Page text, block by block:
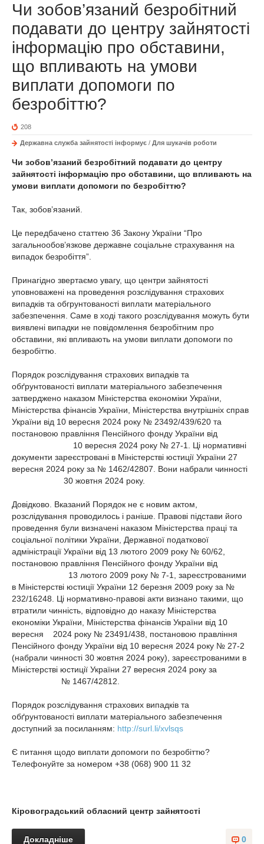
Чи зобов’язаний безробітний
подавати до центру зайнятості
інформацію про обставини,
що впливають на умови
виплати допомоги по
безробіттю?
208
Державна служба зайнятості інформує / Для шукачів роботи
Чи зобов’язаний безробітний подавати до центру
зайнятості інформацію про обставини, що впливають на
умови виплати допомоги по безробіттю?
Так, зобов’язаний.
Це передбачено статтею 36 Закону України “Про
загальнообов’язкове державне соціальне страхування на
випадок безробіття”.
Принагідно звертаємо увагу, що центри зайнятості
уповноважені на проведення розслідування страхових
випадків та обгрунтованості виплати матеріального
забезпечення. Саме в ході такого розслідування можуть бути
виявлені випадки не повідомлення безробітним про
обставини, які впливають на умови виплати допомоги по
безробіттю.
Порядок розслідування страхових випадків та
обґрунтованості виплати матеріального забезпечення
затверджено наказом Міністерства економіки України,
Міністерства фінансів України, Міністерства внутрішніх справ
України від 10 вересня 2024 року № 23492/439/620 та
постановою правління Пенсійного фонду України від
10 вересня 2024 року № 27-1. Ці нормативні
документи зареєстровані в Міністерстві юстиції України 27
вересня 2024 року за № 1462/42807. Вони набрали чинності
30 жовтня 2024 року.
Довідково. Вказаний Порядок не є новим актом,
розслідування проводилось і раніше. Правові підстави його
проведення були визначені наказом Міністерства праці та
соціальної політики України, Державної податкової
адміністрації України від 13 лютого 2009 року № 60/62,
постановою правління Пенсійного фонду України від
13 лютого 2009 року № 7-1, зареєстрованими
в Міністерстві юстиції України 12 березня 2009 року за №
232/16248. Ці нормативно-правові акти визнано такими, що
втратили чинність, відповідно до наказу Міністерства
економіки України, Міністерства фінансів України від 10
вересня 2024 року № 23491/438, постановою правління
Пенсійного фонду України від 10 вересня 2024 року № 27-2
(набрали чинності 30 жовтня 2024 року), зареєстрованими в
Міністерстві юстиції України 27 вересня 2024 року за
№ 1467/42812.
Порядок розслідування страхових випадків та
обґрунтованості виплати матеріального забезпечення
доступний за посиланням: http://surl.li/xvlsqs
Є питання щодо виплати допомоги по безробіттю?
Телефонуйте за номером +38 (068) 900 11 32
Кіровоградський обласний центр зайнятості
0
Докладніше